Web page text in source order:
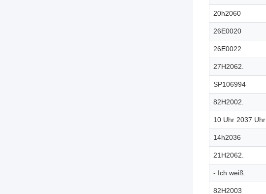
20h2060
26E0020
26E0022
27H2062.
SP106994
82H2002.
10 Uhr 2037 Uhr
14h2036
21H2062.
- Ich weiß.
82H2003